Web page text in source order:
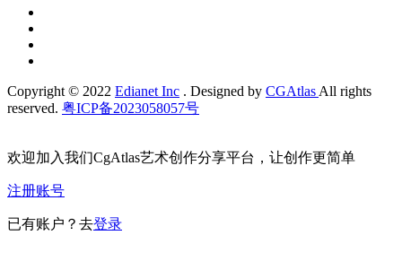
Copyright © 2022 Edianet Inc . Designed by CGAtlas All rights
reserved. 粤ICP备2023058057号
欢迎加入我们CgAtlas艺术创作分享平台，让创作更简单
注册账号
已有账户？去登录